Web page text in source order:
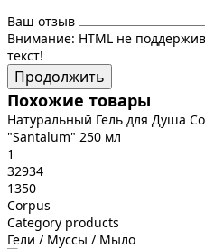
Ваш отзыв
Внимание: HTML не
текст!
Продолжить
Похожие товары
Натуральный Гель для Душа
"Santalum" 250 мл
1
32934
1350
Corpus
Category products
Гели / Муссы / Мыло